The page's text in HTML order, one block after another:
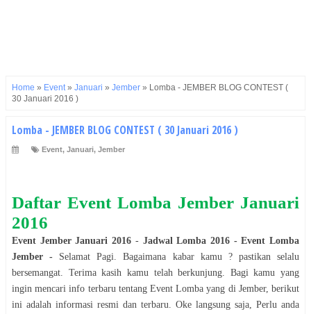
Home » Event» Januari » Jember » Lomba - JEMBER BLOG CONTEST (
30 Januari 2016 )
Lomba - JEMBER BLOG CONTEST ( 30 Januari 2016 )
Event, Januari, Jember
Daftar Event Lomba Jember Januari
2016
Event Jember Januari 2016 - JadwalLomba 2016- EventLomba
Jember - SelamatPagi . Bagaimana kabar kamu ? pastikan selalu
bersemangat. Terima kasih kamu telah berkunjung. Bagi kamu yang
ingin mencari info terbaru tentang EventLomba yang di Jember, berikut
ini adalah informasi resmi dan terbaru. Oke langsung saja, Perlu anda